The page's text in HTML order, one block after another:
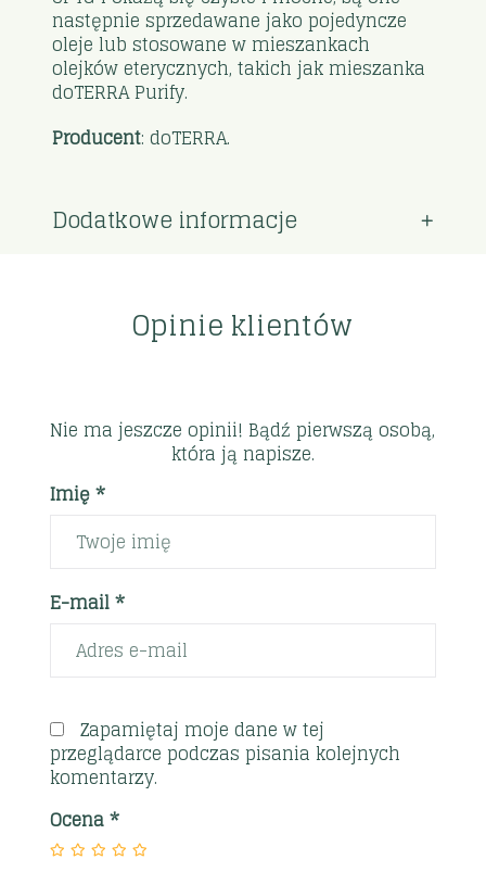
następnie sprzedawane jako pojedyncze
oleje lub stosowane w mieszankach
olejków eterycznych, takich jak mieszanka
doTERRA Purify.
Producent: doTERRA.
Dodatkowe informacje
Opinie klientów
Nie ma jeszcze opinii! Bądź pierwszą osobą,
która ją napisze.
Imię *
E-mail *
Zapamiętaj moje dane w tej
przeglądarce podczas pisania kolejnych
komentarzy.
Ocena*